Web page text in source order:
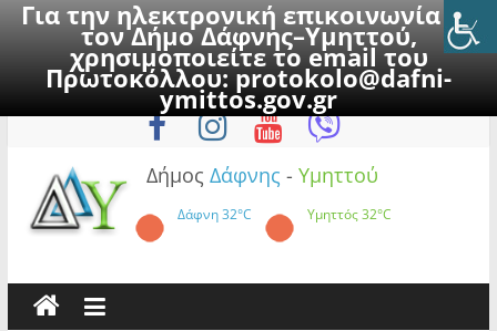
Για την ηλεκτρονική επικοινωνία με
τον Δήμο Δάφνης–Υμηττού,
χρησιμοποιείτε το email του
Πρωτοκόλλου:protokolo@dafni-
ymittos.gov.gr
to
Σάββατο, 8 Αυγούστου 2026
Δήμος Δάφνης - Υμηττού
Δάφνη32°C Υμηττός32°C